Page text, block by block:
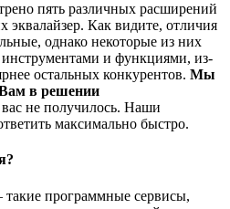
пять различных расширений
эквалайзер. Как видите, отличия
однако некоторые из них
и функциями, из-
остальных конкурентов. Мы
в решении
не получилось. Наши
максимально быстро.
такие программные сервисы,